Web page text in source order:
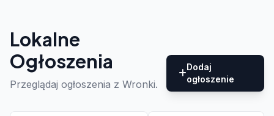
Lokalne
Ogłoszenia
Przeglądaj ogłoszenia z Wronki.
Dodaj
ogłoszenie